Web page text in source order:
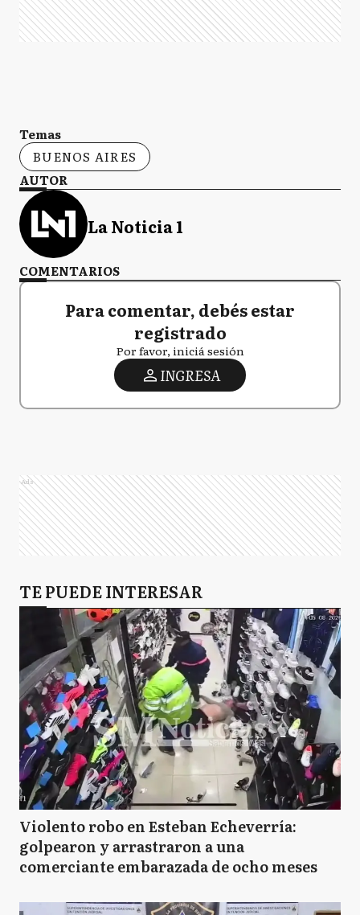
Temas
BUENOS AIRES
AUTOR
La Noticia 1
COMENTARIOS
Para comentar, debés estar
registrado
Por favor, iniciá sesión
INGRESA
Ads
TE PUEDE INTERESAR
Violento robo en Esteban Echeverría:
golpearon y arrastraron a una
comerciante embarazada de ocho meses